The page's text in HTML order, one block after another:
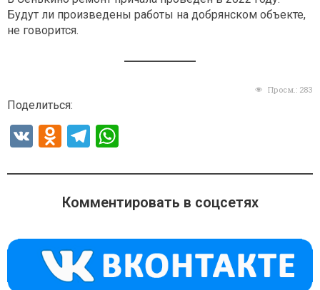
Будут ли произведены работы на добрянском объекте,
не говорится.
Просм.: 283
Поделиться:
V
O
n
o
a
ss
T
e
gr
m
at
s
p
p
Комментировать в соцсетях